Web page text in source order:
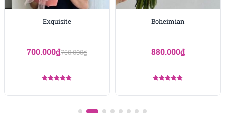
ruy băng lụa mềm mại, vừa vặn với tay cầm của cô
hay sang trọng hiện đại, bó hoa cưới mẫu đơn hồng
dâu rạng ngời trong ngày trọng đại.
Exquisite
700.000₫750.000₫
Boheimian
880.000₫